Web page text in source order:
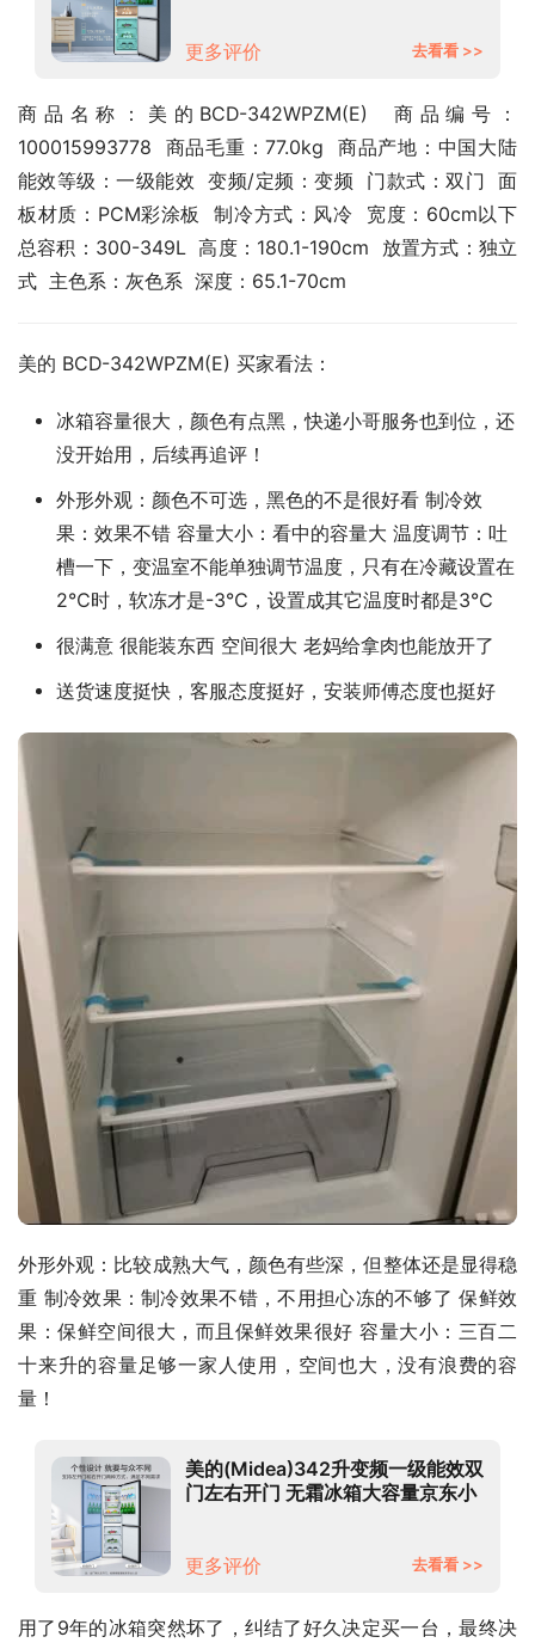
更多评价
去看看 >>
商品名称：美的BCD-342WPZM(E)  商品编号：
100015993778  商品毛重：77.0kg  商品产地：中国大陆
能效等级：一级能效  变频/定频：变频  门款式：双门  面
板材质：PCM彩涂板  制冷方式：风冷  宽度：60cm以下
总容积：300-349L  高度：180.1-190cm  放置方式：独立
式  主色系：灰色系  深度：65.1-70cm
美的 BCD-342WPZM(E) 买家看法：
冰箱容量很大，颜色有点黑，快递小哥服务也到位，还
没开始用，后续再追评！
外形外观：颜色不可选，黑色的不是很好看 制冷效
果：效果不错 容量大小：看中的容量大 温度调节：吐
槽一下，变温室不能单独调节温度，只有在冷藏设置在
2℃时，软冻才是-3℃，设置成其它温度时都是3℃
很满意 很能装东西 空间很大 老妈给拿肉也能放开了
送货速度挺快，客服态度挺好，安装师傅态度也挺好
外形外观：比较成熟大气，颜色有些深，但整体还是显得稳
重 制冷效果：制冷效果不错，不用担心冻的不够了 保鲜效
果：保鲜空间很大，而且保鲜效果很好 容量大小：三百二
十来升的容量足够一家人使用，空间也大，没有浪费的容
量！
美的(Midea)342升变频一级能效双
门左右开门 无霜冰箱大容量京东小
更多评价
去看看 >>
用了9年的冰箱突然坏了，纠结了好久决定买一台，最终决